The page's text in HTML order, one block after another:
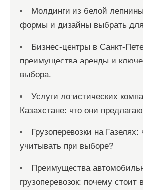
Молдинги из белой
формы и дизайны выбрать
Бизнес-центры в Санкт-
преимущества аренды и
выбора.
Услуги логистических
Казахстане: что они
Грузоперевозки на Газелях:
учитывать при выборе?
Преимущества
грузоперевозок: почему стоит